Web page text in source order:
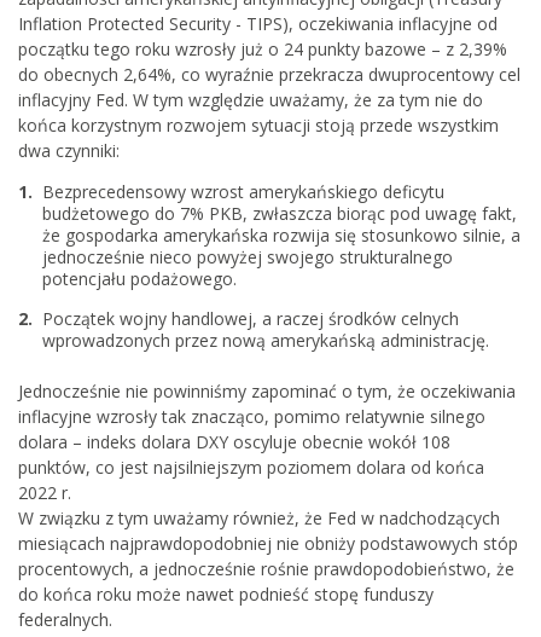
Inflation Protected Security - TIPS), oczekiwania inflacyjne od
początku tego roku wzrosły już o 24 punkty bazowe – z 2,39%
do obecnych 2,64%, co wyraźnie przekracza dwuprocentowy cel
inflacyjny Fed. W tym względzie uważamy, że za tym nie do
końca korzystnym rozwojem sytuacji stoją przede wszystkim
dwa czynniki:
Bezprecedensowy wzrost amerykańskiego deficytu
budżetowego do 7% PKB, zwłaszcza biorąc pod uwagę fakt,
że gospodarka amerykańska rozwija się stosunkowo silnie, a
jednocześnie nieco powyżej swojego strukturalnego
potencjału podażowego.
Początek wojny handlowej, a raczej środków celnych
wprowadzonych przez nową amerykańską administrację.
Jednocześnie nie powinniśmy zapominać o tym, że oczekiwania
inflacyjne wzrosły tak znacząco, pomimo relatywnie silnego
dolara – indeks dolara DXY oscyluje obecnie wokół 108
punktów, co jest najsilniejszym poziomem dolara od końca
2022 r.
W związku z tym uważamy również, że Fed w nadchodzących
miesiącach najprawdopodobniej nie obniży podstawowych stóp
procentowych, a jednocześnie rośnie prawdopodobieństwo, że
do końca roku może nawet podnieść stopę funduszy
federalnych.